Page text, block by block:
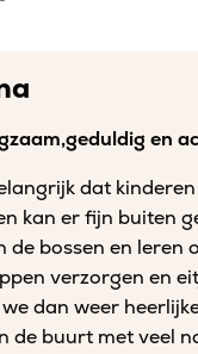
en
dat
kan er fijn buiten
de bossen en leren
verzorgen en
dan weer
de buurt met veel